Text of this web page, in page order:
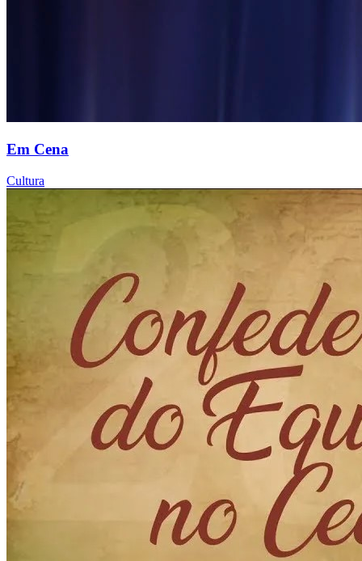
Em Cena
Cultura